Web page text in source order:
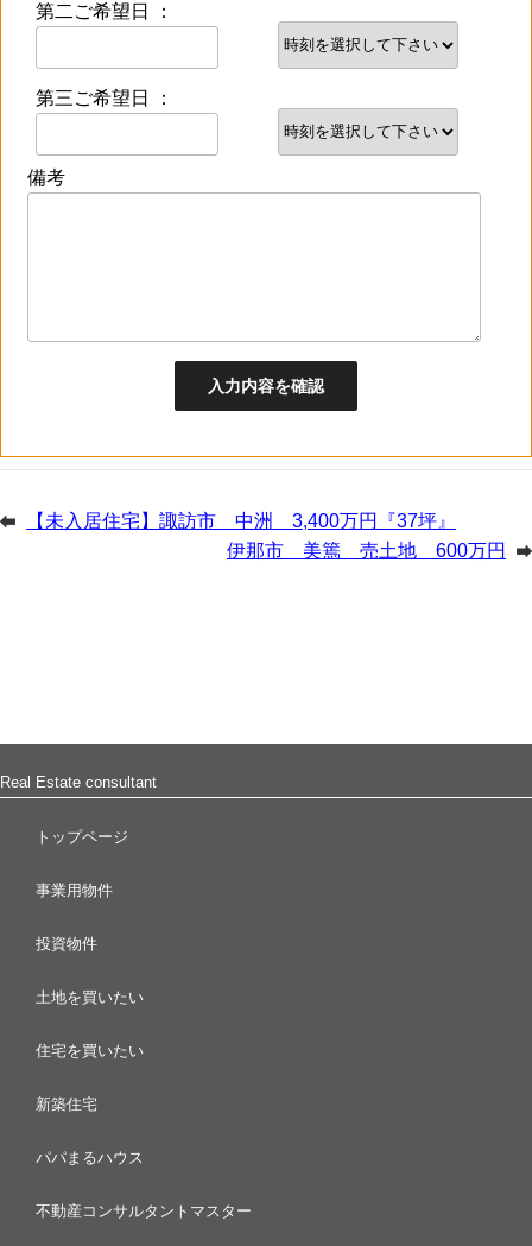
第二ご希望日 ：
第三ご希望日 ：
備考
【未入居住宅】諏訪市 中洲 3,400万円『37坪』
伊那市 美篶 売土地 600万円
Real Estate consultant
トップページ
事業用物件
投資物件
土地を買いたい
住宅を買いたい
新築住宅
パパまるハウス
不動産コンサルタントマスター